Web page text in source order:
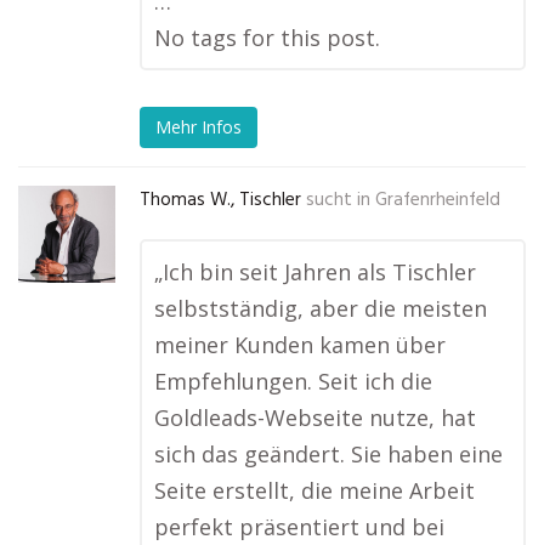
No tags for this post.
Mehr Infos
Thomas W., Tischler sucht in Grafenrheinfeld
„Ich bin seit Jahren als Tischler
selbstständig, aber die meisten
meiner Kunden kamen über
Empfehlungen. Seit ich die
Goldleads-Webseite nutze, hat
sich das geändert. Sie haben eine
Seite erstellt, die meine Arbeit
perfekt präsentiert und bei